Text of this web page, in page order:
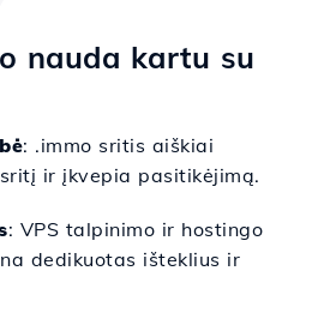
nauda kartu su
: .immo sritis aiškiai
ir įkvepia pasitikėjimą.
: VPS talpinimo ir hostingo
dedikuotas išteklius ir